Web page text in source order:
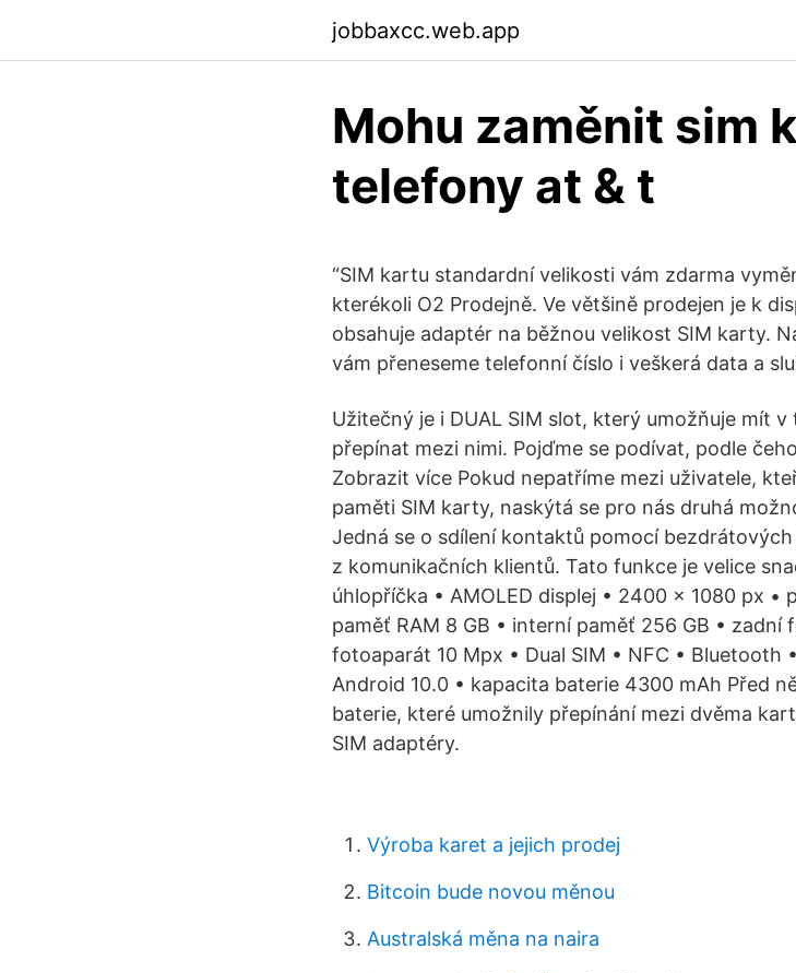
jobbaxcc.web.app
Mohu zaměnit sim
telefony at & t
“SIM kartu standardní velikosti vám zdarma
kterékoli O2 Prodejně. Ve většině prodejen je k
obsahuje adaptér na běžnou velikost SIM karty.
vám přeneseme telefonní číslo i veškerá data a
Užitečný je i DUAL SIM slot, který umožňuje mít
přepínat mezi nimi. Pojďme se podívat, podle
Zobrazit více Pokud nepatříme mezi uživatele,
paměti SIM karty, naskýtá se pro nás druhá
Jedná se o sdílení kontaktů pomocí
z komunikačních klientů. Tato funkce je velice
úhlopříčka • AMOLED displej • 2400 × 1080 px
paměť RAM 8 GB • interní paměť 256 GB •
fotoaparát 10 Mpx • Dual SIM • NFC • Bluetooth
Android 10.0 • kapacita baterie 4300 mAh Před
baterie, které umožnily přepínání mezi dvěma
SIM adaptéry.
Výroba karet a jejich prodej
Bitcoin bude novou měnou
Australská měna na naira